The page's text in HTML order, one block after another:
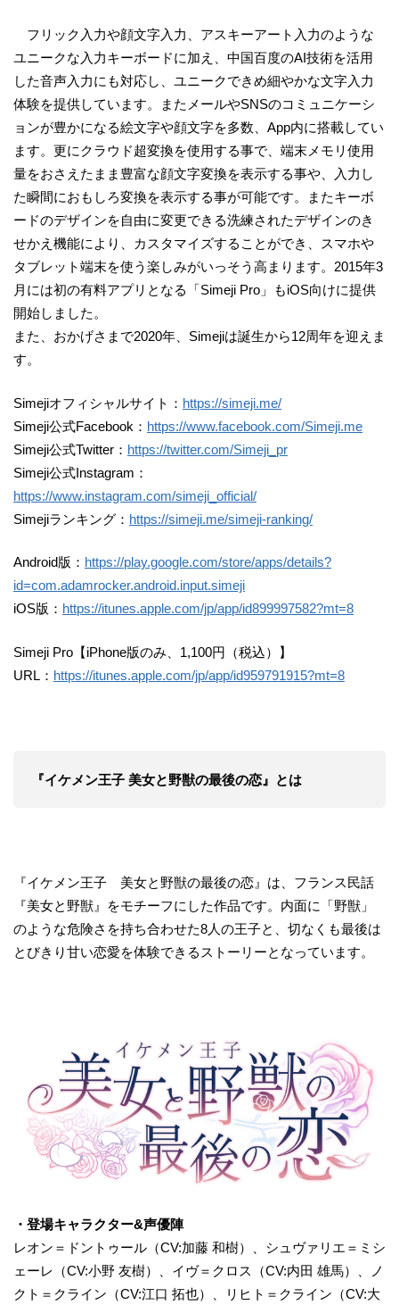
フリック入力や顔文字入力、アスキーアート入力のような
ユニークな入力キーボードに加え、中国百度のAI技術を活用
した音声入力にも対応し、ユニークできめ細やかな文字入力
体験を提供しています。またメールやSNSのコミュニケーシ
ョンが豊かになる絵文字や顔文字を多数、App内に搭載してい
ます。更にクラウド超変換を使用する事で、端末メモリ使用
量をおさえたまま豊富な顔文字変換を表示する事や、入力し
た瞬間におもしろ変換を表示する事が可能です。またキーボ
ードのデザインを自由に変更できる洗練されたデザインのき
せかえ機能により、カスタマイズすることができ、スマホや
タブレット端末を使う楽しみがいっそう高まります。2015年3
月には初の有料アプリとなる「Simeji Pro」もiOS向けに提供
開始しました。
また、おかげさまで2020年、Simejiは誕生から12周年を迎えま
す。
Simejiオフィシャルサイト： https://simeji.me/
Simeji公式Facebook： https://www.facebook.com/Simeji.me
Simeji公式Twitter： https://twitter.com/Simeji_pr
Simeji公式Instagram：
https://www.instagram.com/simeji_official/
Simejiランキング： https://simeji.me/simeji-ranking/
Android版： https://play.google.com/store/apps/details?
id=com.adamrocker.android.input.simeji
iOS版： https://itunes.apple.com/jp/app/id899997582?mt=8
Simeji Pro【iPhone版のみ、1,100円（税込）】
URL： https://itunes.apple.com/jp/app/id959791915?mt=8
『イケメン王子 美女と野獣の最後の恋』とは
『イケメン王子 美女と野獣の最後の恋』は、フランス民話
『美女と野獣』をモチーフにした作品です。内面に「野獣」
のような危険さを持ち合わせた8人の王子と、切なくも最後は
とびきり甘い恋愛を体験できるストーリーとなっています。
・登場キャラクター&声優陣
レオン＝ドントゥール（CV:加藤 和樹）、シュヴァリエ＝ミシ
ェーレ（CV:小野 友樹）、イヴ＝クロス（CV:内田 雄馬）、ノ
クト＝クライン（CV:江口 拓也）、リヒト＝クライン（CV:大